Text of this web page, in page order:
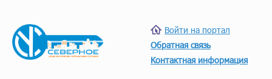
Войти на портал
Обратная связь
Контактная информация